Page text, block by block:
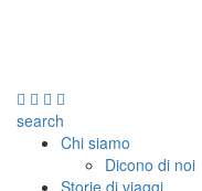
search
Chi siamo
Dicono di noi